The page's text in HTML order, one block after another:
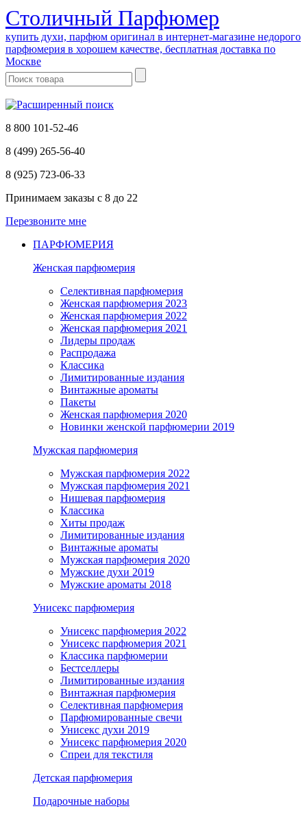
Cтоличный Парфюмер
купить духи, парфюм оригинал в интернет-магазине недорого
парфюмерия в хорошем качестве, бесплатная доставка по
Москве
8 800 101-52-46
8 (499) 265-56-40
8 (925) 723-06-33
Принимаем заказы с 8 до 22
Перезвоните мне
ПАРФЮМЕРИЯ
Женская парфюмерия
Селективная парфюмерия
Женская парфюмерия 2023
Женская парфюмерия 2022
Женская парфюмерия 2021
Лидеры продаж
Распродажа
Классика
Лимитированные издания
Винтажные ароматы
Пакеты
Женская парфюмерия 2020
Новинки женской парфюмерии 2019
Мужская парфюмерия
Мужская парфюмерия 2022
Мужская парфюмерия 2021
Нишевая парфюмерия
Классика
Хиты продаж
Лимитированные издания
Винтажные ароматы
Мужская парфюмерия 2020
Мужские духи 2019
Мужские ароматы 2018
Унисекс парфюмерия
Унисекс парфюмерия 2022
Унисекс парфюмерия 2021
Классика парфюмерии
Бестселлеры
Лимитированные издания
Винтажная парфюмерия
Селективная парфюмерия
Парфюмированные свечи
Унисекс духи 2019
Унисекс парфюмерия 2020
Спреи для текстиля
Детская парфюмерия
Подарочные наборы